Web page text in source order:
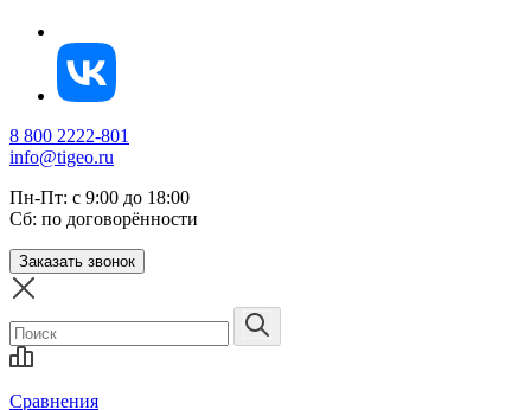
8 800 2222-801
info@tigeo.ru
Пн-Пт: с 9:00 до 18:00
Сб: по договорённости
Заказать звонок
Сравнения